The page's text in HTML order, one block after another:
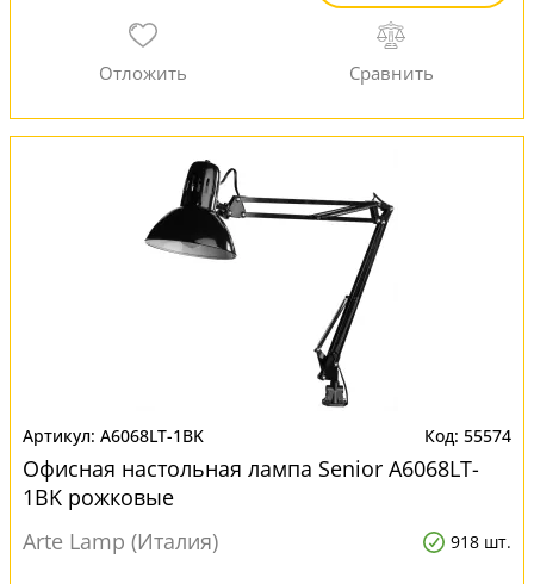
A6068LT-1BK 55574
Офисная настольная лампа Senior A6068LT-
1BK рожковые
Arte Lamp (Италия)
918 шт.